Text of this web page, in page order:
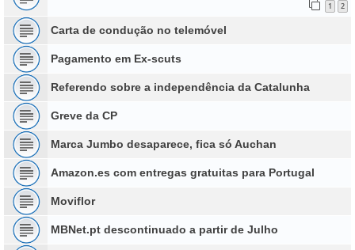
1 2
Carta de condução no telemóvel
Pagamento em Ex-scuts
Referendo sobre a independência da Catalunha
Greve da CP
Marca Jumbo desaparece, fica só Auchan
Amazon.es com entregas gratuitas para Portugal
Moviflor
MBNet.pt descontinuado a partir de Julho